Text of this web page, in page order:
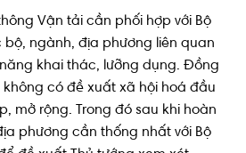
Vận tải cần phối hợp với Bộ
ngành, địa phương liên quan
khai thác, lưỡng dụng. Đồng
có đề xuất xã hội hoá đầu
mở rộng. Trong đó sau khi hoàn
phương cần thống nhất với Bộ